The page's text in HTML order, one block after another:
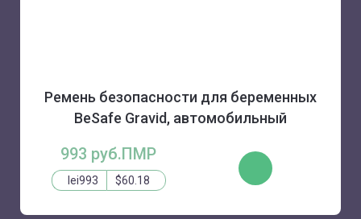
Ремень безопасности для беременных
BeSafe Gravid, автомобильный
993 руб.ПМР
lei993 $60.18
КУПИТЬ